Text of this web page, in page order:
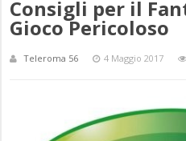
Consigli per il
Gioco Pericoloso
Teleroma 56 4 Maggio 2017